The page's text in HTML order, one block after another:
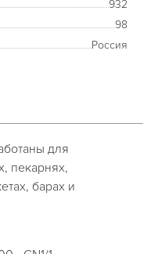
932
98
Россия
для
пекарнях,
барах и